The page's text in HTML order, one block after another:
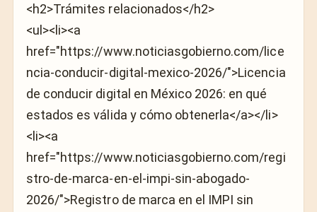
<h2>Trámites relacionados</h2>
<ul><li><a
href="https://www.noticiasgobierno.com/lice
ncia-conducir-digital-mexico-2026/">Licencia
de conducir digital en México 2026: en qué
estados es válida y cómo obtenerla</a></li>
<li><a
href="https://www.noticiasgobierno.com/regi
stro-de-marca-en-el-impi-sin-abogado-
2026/">Registro de marca en el IMPI sin